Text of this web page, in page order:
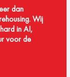
dan
Wij
in AI,
voor de